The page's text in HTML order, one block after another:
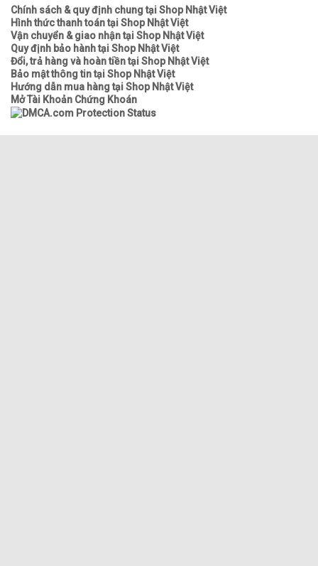
Chính sách & quy định chung tại Shop Nhật Việt
Hình thức thanh toán tại Shop Nhật Việt
Vận chuyển & giao nhận tại Shop Nhật Việt
Quy định bảo hành tại Shop Nhật Việt
Đổi, trả hàng và hoàn tiền tại Shop Nhật Việt
Bảo mật thông tin tại Shop Nhật Việt
Hướng dẫn mua hàng tại Shop Nhật Việt
Mở Tài Khoản Chứng Khoán